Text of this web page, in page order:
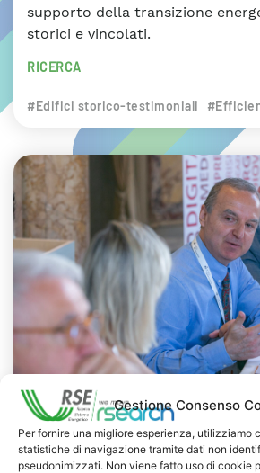
Gestione Consenso
Per fornire una migliore esperienza, utilizziamo
statistiche di navigazione tramite dati non
pseudonimizzati. Non viene fatto uso di cookie
supporto della transizione
storici e vincolati.
RICERCA
#Edifici storico-testimoniali
NEWS
29 LUGLIO 2026